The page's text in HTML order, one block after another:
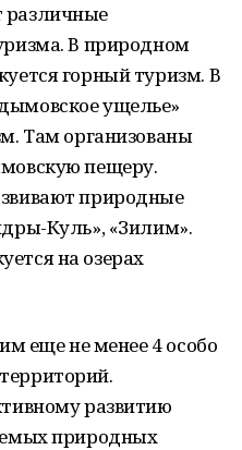
В природном
горный туризм. В
ущелье»
Там организованы
пещеру.
природные
Куль», «Зилим».
на озерах
еще не менее 4 особо
развитию
природных